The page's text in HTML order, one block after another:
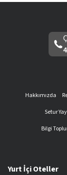
Hakkımızda
Setur
Bilgi
Yurt İçi Oteller